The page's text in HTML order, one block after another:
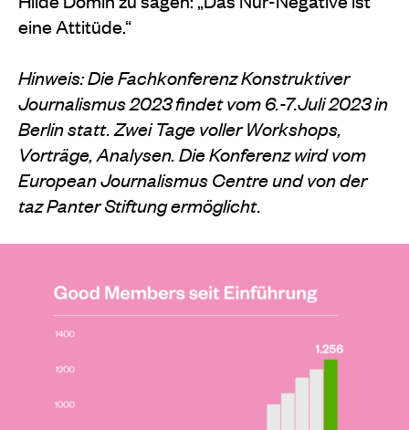
eine Attitüde.“
Hinweis: Die Fachkonferenz Konstruktiver
Journalismus 2023 findet vom 6.-7.Juli 2023 in
Berlin statt. Zwei Tage voller Workshops,
Vorträge, Analysen. Die Konferenz wird vom
European Journalismus Centre und von der
taz Panter Stiftung ermöglicht.